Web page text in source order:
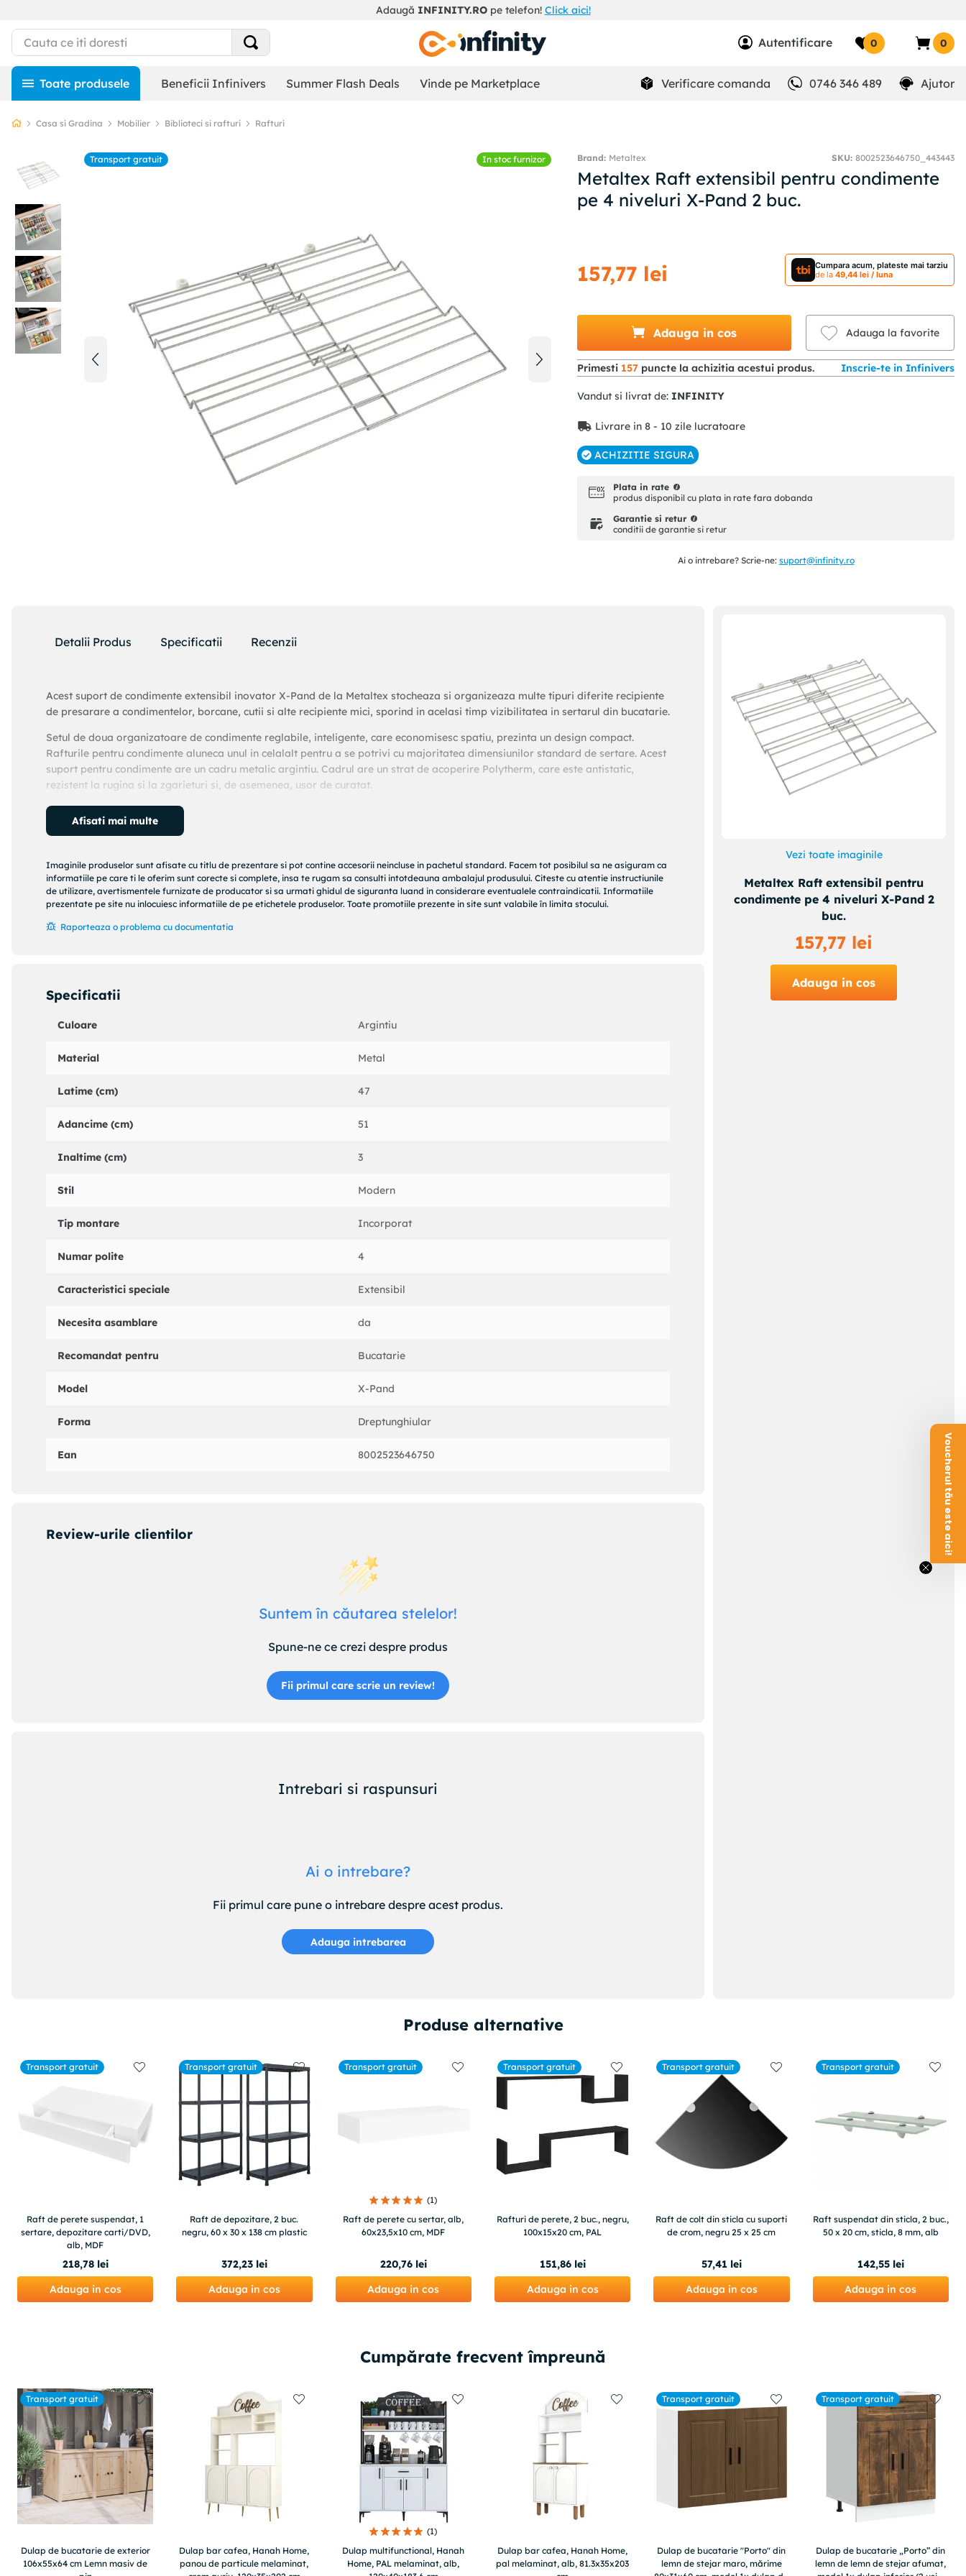
Adaugă INFINITY.ROpe telefon! Click aici!
Autentificare 0 0
Beneficii Infinivers Summer Flash Deals Vinde pe Marketplace Verificare comanda 0746 346 489 Ajutor
Casa si Gradina Mobilier Biblioteci si rafturi Rafturi
Transport gratuit In stoc furnizor Metaltex SKU: 8002523646750_443443
Metaltex Raft extensibil pentru condimente
pe 4 niveluri X-Pand 2 buc.
157,77 lei
Cumpara acum, plateste mai tarziu
de la 49,44 lei / luna
Adauga in cos Adauga la favorite
Primesti 157 puncte la achizitia acestui produs. Inscrie-te in Infinivers
Vandut si livrat de: INFINITY
Livrare in 8 - 10 zile lucratoare
ACHIZITIE SIGURA
Plata in rate
produs disponibil cu plata in rate fara dobanda
Garantie si retur
conditii de garantie si retur
Ai o intrebare? Scrie-ne: suport@infinity.ro
Detalii Produs Specificatii Recenzii
Acest suport de condimente extensibil inovator X-Pand de la Metaltex stocheaza si organizeaza multe tipuri diferite recipiente
de presarare a condimentelor, borcane, cutii si alte recipiente mici, sporind in acelasi timp vizibilitatea in sertarul din bucatarie.
Setul de doua organizatoare de condimente reglabile, inteligente, care economisesc spatiu, prezinta un design compact.
Rafturile pentru condimente aluneca unul in celalalt pentru a se potrivi cu majoritatea dimensiunilor standard de sertare. Acest
suport pentru condimente are un cadru metalic argintiu. Cadrul are un strat de acoperire Polytherm, care este antistatic,
rezistent la rugina si la zgarieturi si, de asemenea, usor de curatat.
Nota
: Condimentele si borcanele de condimente nu sunt incluse.
Culoare: Argintiu
Strat de acoperire Polytherm rezistent
Dimensiuni: 26/51 x 47 x 3 cm (L x l x i)
Suport pentru condimente din 2 piese pentru sertar, cu 4 niveluri
Rezistent la rugina
Afisati mai multe
Imaginile produselor sunt afisate cu titlu de prezentare si pot contine accesorii neincluse in pachetul standard. Facem tot posibilul sa ne asiguram ca
informatiile pe care ti le oferim sunt corecte si complete, insa te rugam sa consulti intotdeauna ambalajul produsului. Citeste cu atentie instructiunile
de utilizare, avertismentele furnizate de producator si sa urmati ghidul de siguranta luand in considerare eventualele contraindicatii. Informatiile
prezentate pe site nu inlocuiesc informatiile de pe etichetele produselor. Toate promotiile prezente in site sunt valabile în limita stocului.
Raporteaza o problema cu documentatia
Specificatii
Culoare Argintiu
Material Metal
Latime (cm) 47
Adancime (cm) 51
Inaltime (cm) 3
Stil Modern
Tip montare Incorporat
Numar polite 4
Caracteristici speciale Extensibil
Necesita asamblare da
Recomandat pentru Bucatarie
Model X-Pand
Forma Dreptunghiular
Ean 8002523646750
Review-urile clientilor
Suntem în căutarea stelelor!
Spune-ne ce crezi despre produs
Fii primul care scrie un review!
Intrebari si raspunsuri
Ai o intrebare?
Fii primul care pune o intrebare despre acest produs.
Adauga intrebarea
Vezi toate imaginile
Metaltex Raft extensibil pentru
condimente pe 4 niveluri X-Pand 2
buc.
157,77 lei
Adauga in cos
Produse alternative
Transport gratuit
Raft de perete suspendat, 1
sertare, depozitare carti/DVD,
alb, MDF
218,78 lei
Adauga in cos
Transport gratuit
Raft de depozitare, 2 buc.
negru, 60 x 30 x 138 cm plastic
372,23 lei
Adauga in cos
Transport gratuit
(1)
Raft de perete cu sertar, alb,
60x23,5x10 cm, MDF
220,76 lei
Adauga in cos
Transport gratuit
Rafturi de perete, 2 buc., negru,
100x15x20 cm, PAL
151,86 lei
Adauga in cos
Transport gratuit
Raft de colt din sticla cu suporti
de crom, negru 25 x 25 cm
57,41 lei
Adauga in cos
Transport gratuit
Raft suspendat din sticla, 2 buc.,
50 x 20 cm, sticla, 8 mm, alb
142,55 lei
Adauga in cos
Cumpărate frecvent împreună
Transport gratuit
Dulap de bucatarie de exterior
106x55x64 cm Lemn masiv de
Dulap bar cafea, Hanah Home,
panou de particule melaminat,
(1)
Dulap multifunctional, Hanah
Home, PAL melaminat, alb,
Dulap bar cafea, Hanah Home,
pal melaminat, alb, 81.3x35x203
Transport gratuit
Dulap de bucatarie "Porto" din
lemn de stejar maro, mărime
Transport gratuit
Dulap de bucatarie „Porto” din
lemn de lemn de stejar afumat,
Voucherul tău este aici!